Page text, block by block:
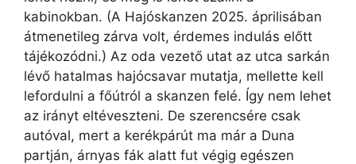
kabinokban. (A Hajóskanzen 2025. áprilisában
átmenetileg zárva volt, érdemes indulás előtt
tájékozódni.) Az oda vezető utat az utca sarkán
lévő hatalmas hajócsavar mutatja, mellette kell
lefordulni a főútról a skanzen felé. Így nem lehet
az irányt eltéveszteni. De szerencsére csak
autóval, mert a kerékpárút ma már a Duna
partján, árnyas fák alatt fut végig egészen